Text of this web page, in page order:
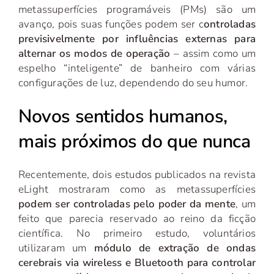
metassuperfícies programáveis (PMs) são um
avanço, pois suas funções podem ser controladas
previsivelmente por influências externas para
alternar os modos de operação – assim como um
espelho “inteligente” de banheiro com várias
configurações de luz, dependendo do seu humor.
Novos sentidos humanos,
mais próximos do que nunca
Recentemente, dois estudos publicados na revista
eLight mostraram como as metassuperfícies
podem ser controladas pelo poder da mente, um
feito que parecia reservado ao reino da ficção
científica. No primeiro estudo, voluntários
utilizaram um módulo de extração de ondas
cerebrais via wireless e Bluetooth para controlar